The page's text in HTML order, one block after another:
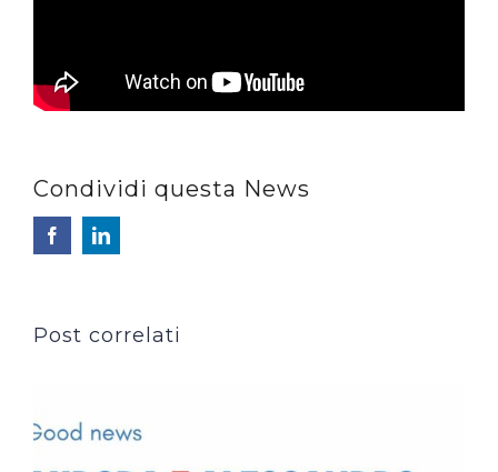
Condividi questa News
FacebookLinkedIn
Post correlati